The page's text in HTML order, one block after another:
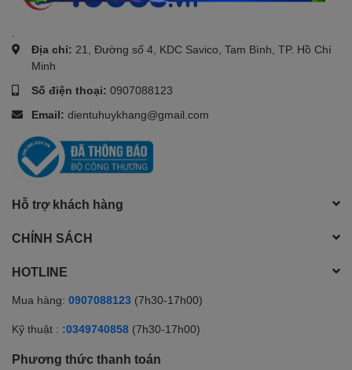
Địa chỉ: 21, Đường số 4, KDC Savico, Tam Bình, TP. Hồ Chí
Minh
Số điện thoại: 0907088123
Email: dientuhuykhang@gmail.com
Hỗ trợ khách hàng
CHÍNH SÁCH
HOTLINE
Mua hàng: 0907088123 (7h30-17h00)
Kỹ thuật : :0349740858 (7h30-17h00)
Phương thức thanh toán